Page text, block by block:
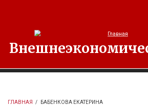
ГЛАВНАЯ / БАБЕНКОВА ЕКАТЕРИНА